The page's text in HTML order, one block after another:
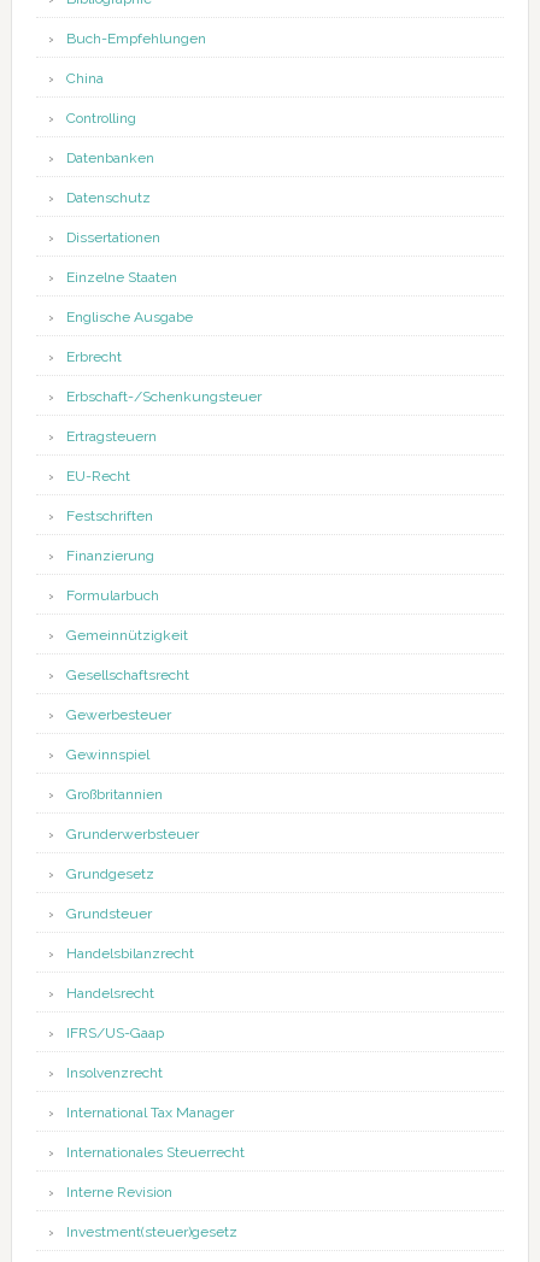
Buch-Empfehlungen
China
Controlling
Datenbanken
Datenschutz
Dissertationen
Einzelne Staaten
Englische Ausgabe
Erbrecht
Erbschaft-/Schenkungsteuer
Ertragsteuern
EU-Recht
Festschriften
Finanzierung
Formularbuch
Gemeinnützigkeit
Gesellschaftsrecht
Gewerbesteuer
Gewinnspiel
Großbritannien
Grunderwerbsteuer
Grundgesetz
Grundsteuer
Handelsbilanzrecht
Handelsrecht
IFRS/US-Gaap
Insolvenzrecht
International Tax Manager
Internationales Steuerrecht
Interne Revision
Investment(steuer)gesetz